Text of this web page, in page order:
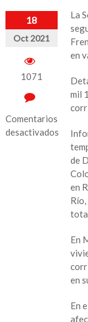
18
Oct 2021
1071
Comentarios
desactivados
La
en
mil
de
en
En
en
En